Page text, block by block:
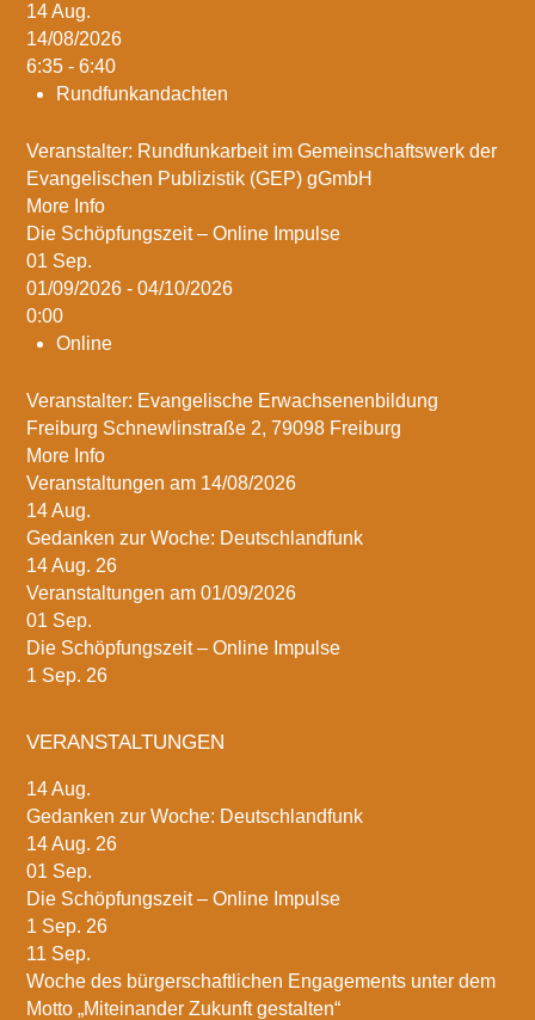
14Aug.
14/08/2026
6:35 - 6:40
Rundfunkandachten
Veranstalter: Rundfunkarbeit im Gemeinschaftswerk der
Evangelischen Publizistik (GEP) gGmbH
More Info
Die Schöpfungszeit – Online Impulse
01 Sep.
01/09/2026 - 04/10/2026
0:00
Online
Veranstalter: Evangelische Erwachsenenbildung
Freiburg Schnewlinstraße 2, 79098 Freiburg
More Info
Veranstaltungen am 14/08/2026
14Aug.
Gedanken zur Woche: Deutschlandfunk
14 Aug. 26
Veranstaltungen am 01/09/2026
01 Sep.
Die Schöpfungszeit – Online Impulse
1 Sep. 26
VERANSTALTUNGEN
14Aug.
Gedanken zur Woche: Deutschlandfunk
14 Aug. 26
01 Sep.
Die Schöpfungszeit – Online Impulse
1 Sep. 26
11 Sep.
Woche des bürgerschaftlichen Engagements unter dem
Motto „Miteinander Zukunft gestalten“